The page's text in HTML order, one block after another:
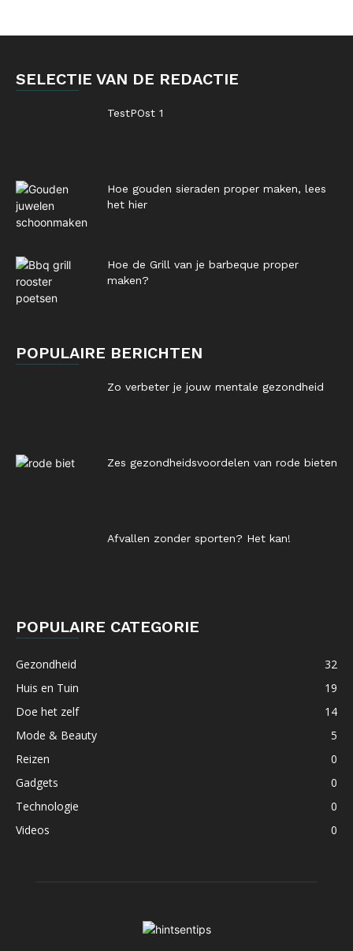
SELECTIE VAN DE REDACTIE
TestPOst 1
Hoe gouden sieraden proper maken, lees
het hier
Hoe de Grill van je barbeque proper
maken?
POPULAIRE BERICHTEN
Zo verbeter je jouw mentale gezondheid
Zes gezondheidsvoordelen van rode bieten
Afvallen zonder sporten? Het kan!
POPULAIRE CATEGORIE
Gezondheid
32
Huis en Tuin
19
Doe het zelf
14
Mode & Beauty
5
Reizen
0
Gadgets
0
Technologie
0
Videos
0